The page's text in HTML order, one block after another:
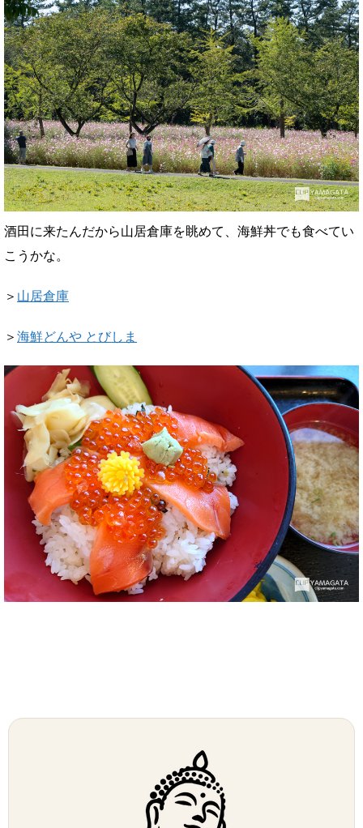
酒田に来たんだから山居倉庫を眺めて、海鮮丼でも食べてい
こうかな。
＞ 山居倉庫
＞ 海鮮どんや とびしま